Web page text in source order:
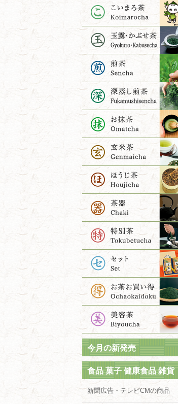
今月の新発売
食品 菓子 健康食品 雑貨
新聞広告・テレビCMの商品